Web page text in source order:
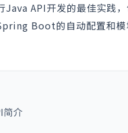
API开发的最佳实践
Boot的自动配置和
简介